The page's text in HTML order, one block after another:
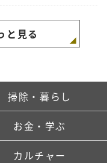
と見る
掃除・暮らし
お金・学ぶ
カルチャー